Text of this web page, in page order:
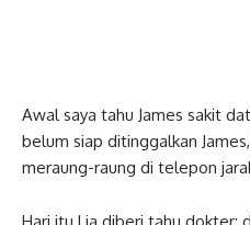
Awal saya tahu James sakit
belum siap ditinggalkan
meraung-raung di telepon